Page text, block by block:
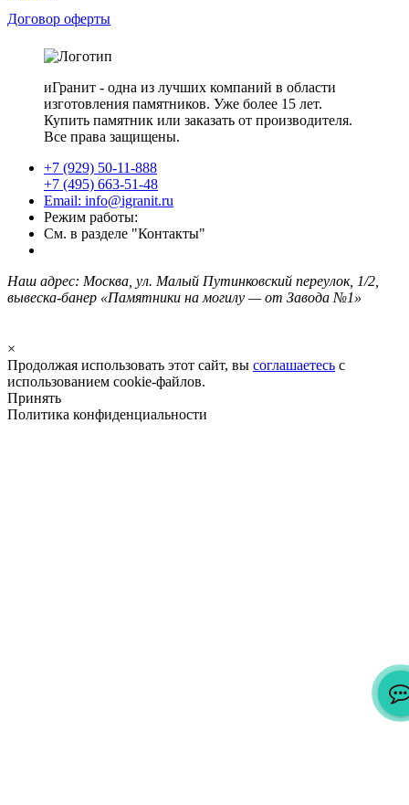
Договор оферты
иГранит - одна из лучших компаний в области
изготовления памятников. Уже более 15 лет.
Купить памятник или заказать от производителя.
Все права защищены.
+7 (929) 50-11-888
+7 (495) 663-51-48
Email: info@igranit.ru
Режим работы:
См. в разделе "Контакты"
Наш адрес: Москва, ул. Малый Путинковский переулок, 1/2,
вывеска-банер «Памятники на могилу — от Завода №1»
×
Продолжая использовать этот сайт, вы соглашаетесь с
использованием cookie-файлов.
Принять
Политика конфиденциальности